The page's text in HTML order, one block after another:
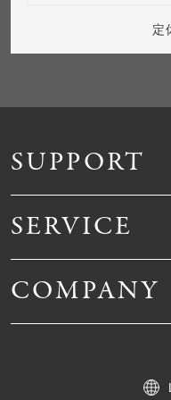
SUPPORT
SERVICE
COMPANY
定